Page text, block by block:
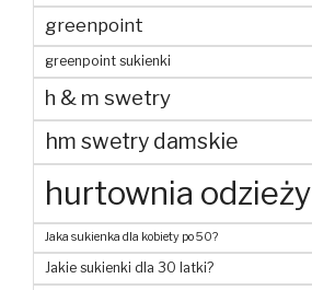
greenpoint
greenpoint sukienki
h & m swetry
hm swetry damskie
hurtownia odzieży
Jaka sukienka dla kobiety po 50?
Jakie sukienki dla 30 latki?